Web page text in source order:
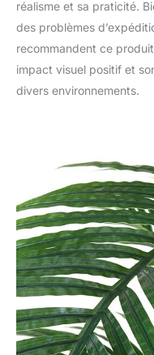
réalisme et sa praticité.
des problèmes
recommandent ce
impact visuel positif et
divers environnements.